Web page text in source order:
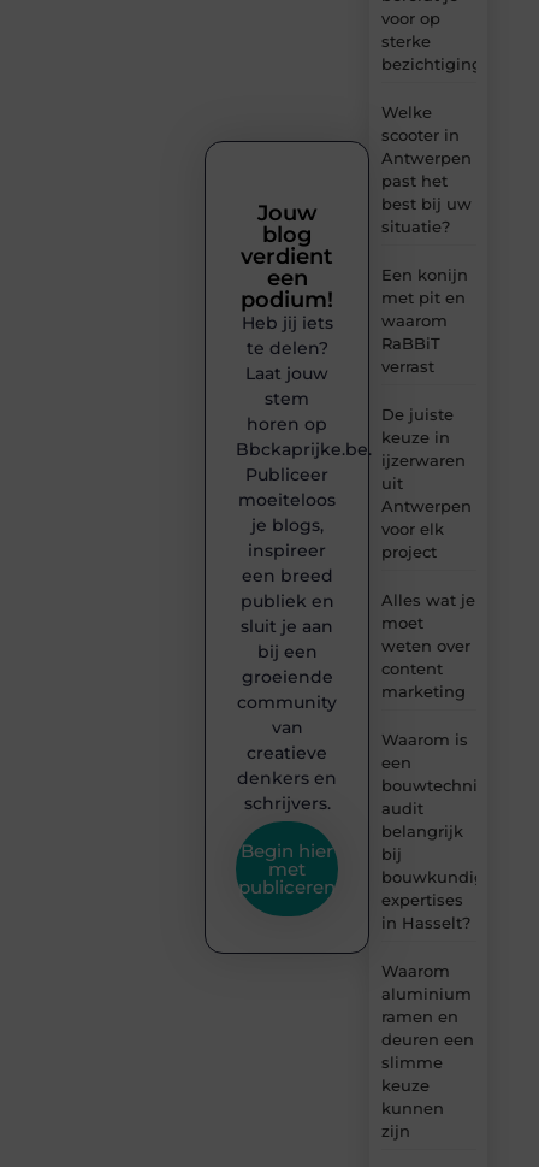
voor op
sterke
bezichtigingen
Welke
scooter in
Antwerpen
past het
best bij uw
situatie?
Een konijn
met pit en
waarom
RaBBiT
verrast
De juiste
keuze in
ijzerwaren
uit
Antwerpen
voor elk
project
Alles wat je
moet
weten over
content
marketing
Waarom is
een
bouwtechnische
audit
belangrijk
bij
bouwkundige
expertises
in Hasselt?
Waarom
aluminium
ramen en
deuren een
slimme
keuze
kunnen
zijn
Jouw
blog
verdient
een
podium!
Heb jij iets
te delen?
Laat jouw
stem
horen op
Bbckaprijke.be.
Publiceer
moeiteloos
je blogs,
inspireer
een breed
publiek en
sluit je aan
bij een
groeiende
community
van
creatieve
denkers en
schrijvers.
Begin hier
met
publiceren